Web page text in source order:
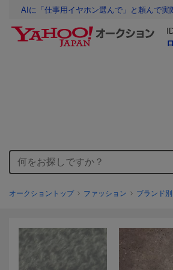
AIに「仕事用イヤホン選んで」と頼んで実
オークショントップ ファッション ブランド別